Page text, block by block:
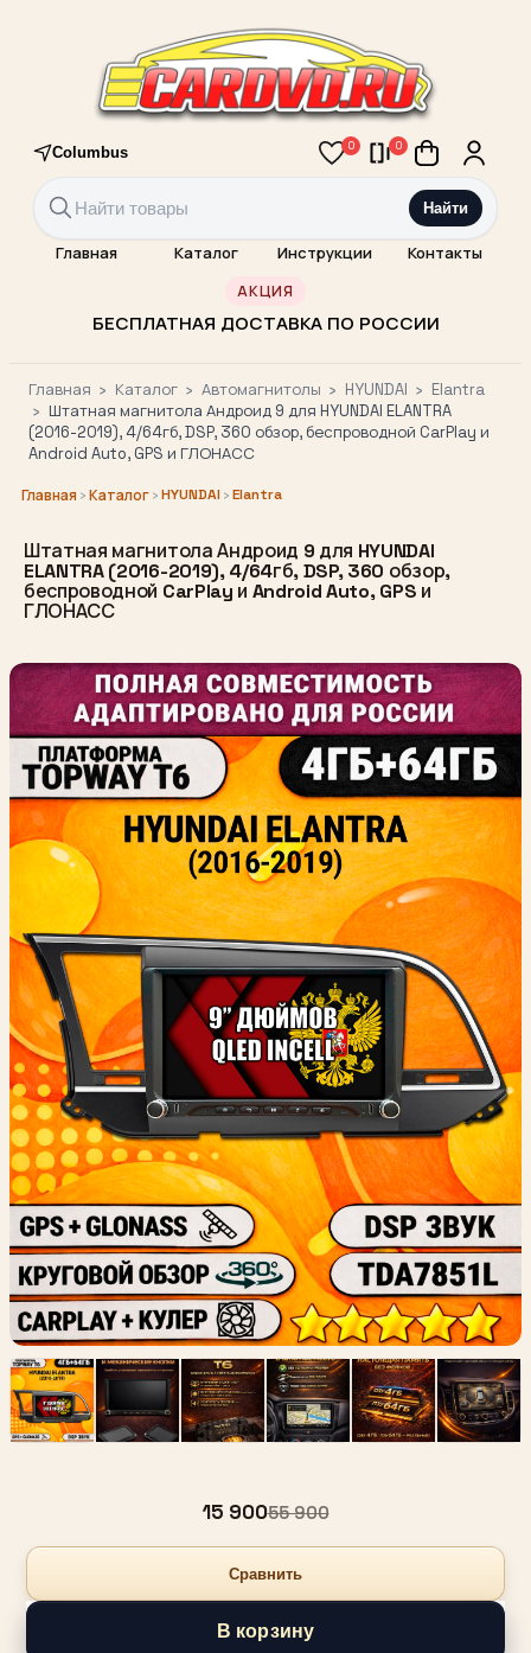
Columbus 0 0
Найти
Главная Каталог Инструкции Контакты
АКЦИЯ
БЕСПЛАТНАЯ ДОСТАВКА ПО РОССИИ
Главная › Каталог › Автомагнитолы › HYUNDAI › Elantra
› Штатная магнитола Андроид 9 для HYUNDAI ELANTRA
(2016-2019), 4/64гб, DSP, 360 обзор, беспроводной CarPlay и
Android Auto, GPS и ГЛОНАСС
Главная ›Каталог›HYUNDAI ›Elantra
Штатная магнитола Андроид 9 для HYUNDAI
ELANTRA (2016-2019), 4/64гб, DSP, 360 обзор,
беспроводной CarPlay и Android Auto, GPS и
ГЛОНАСС
15 90055 900
Сравнить
В корзину